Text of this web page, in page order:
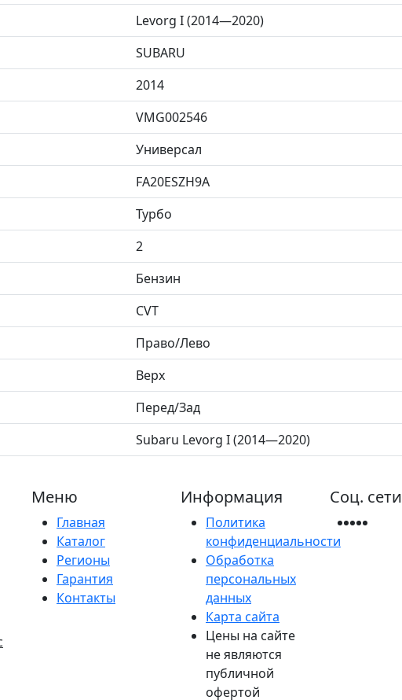
Levorg I (2014—2020)
SUBARU
2014
VMG002546
Универсал
FA20ESZH9A
Турбо
2
Бензин
CVT
Право/Лево
Верх
Перед/Зад
Subaru Levorg I (2014—2020)
Меню
Главная
Каталог
Регионы
Гарантия
Контакты
Информация
Политика
конфиденциальности
Обработка
персональных
данных
Карта сайта
Цены на сайте
не являются
публичной
офертой
Соц. сети